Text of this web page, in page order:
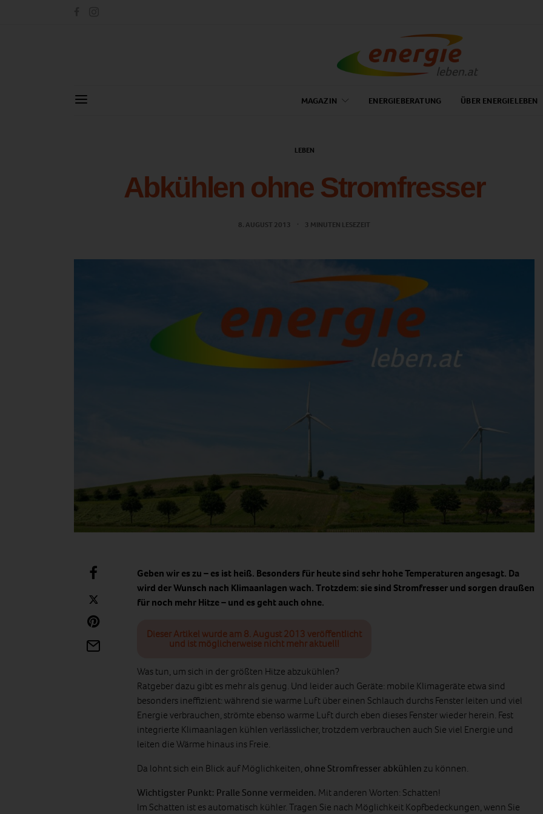
MAGAZIN ENERGIEBERATUNG ÜBER ENERGIELEBEN
LEBEN
Abkühlen ohne Stromfresser
8. AUGUST 2013 3 MINUTEN LESEZEIT
Geben wir es zu – es ist heiß. Besonders für heute sind sehr hohe Temperaturen angesagt. Da
wird der Wunsch nach Klimaanlagen wach. Trotzdem: sie sind Stromfresser und sorgen draußen
für noch mehr Hitze – und es geht auch ohne.
Dieser Artikel wurde am 8. August 2013 veröffentlicht
und ist möglicherweise nicht mehr aktuell!
Was tun, um sich in der größten Hitze abzukühlen?
Ratgeber dazu gibt es mehr als genug. Und leider auch Geräte: mobile Klimageräte etwa sind
besonders ineffizient: während sie warme Luft über einen Schlauch durchs Fenster leiten und viel
Energie verbrauchen, strömte ebenso warme Luft durch eben dieses Fenster wieder herein. Fest
integrierte Klimaanlagen kühlen verlässlicher, trotzdem verbrauchen auch Sie viel Energie und
leiten die Wärme hinaus ins Freie.
Da lohnt sich ein Blick auf Möglichkeiten, ohne Stromfresser abkühlenzu können.
Wichtigster Punkt: Pralle Sonne vermeiden. Mit anderen Worten: Schatten!
Im Schatten ist es automatisch kühler. Tragen Sie nach Möglichkeit Kopfbedeckungen, wenn Sie